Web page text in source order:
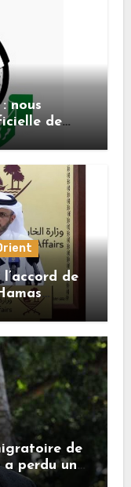
nous
de
de
de l’accord
de
de
perdu une
vis-à-vis